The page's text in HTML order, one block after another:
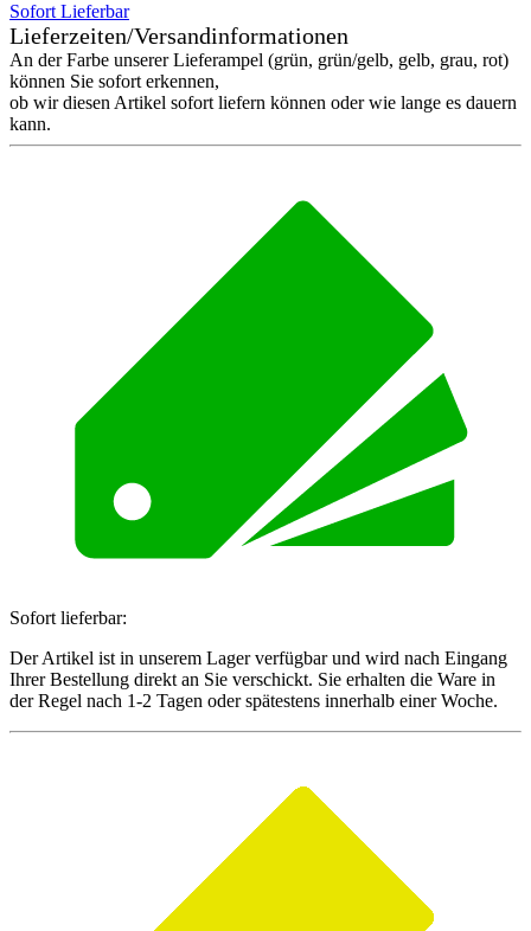
Sofort Lieferbar
Lieferzeiten/Versandinformationen
An der Farbe unserer Lieferampel (grün, grün/gelb, gelb, grau, rot)
können Sie sofort erkennen,
ob wir diesen Artikel sofort liefern können oder wie lange es dauern
kann.
Sofort lieferbar:
Der Artikel ist in unserem Lager verfügbar und wird nach Eingang
Ihrer Bestellung direkt an Sie verschickt. Sie erhalten die Ware in
der Regel nach 1-2 Tagen oder spätestens innerhalb einer Woche.